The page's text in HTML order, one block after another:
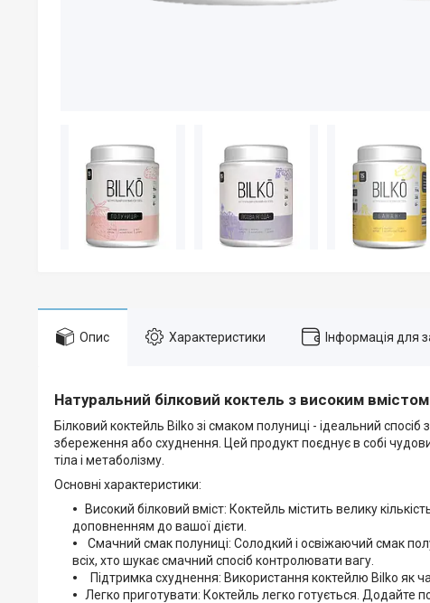
Опис Характеристики Інформація для
Натуральний білковий коктель з високим
Білковий коктейль Bilko зі смаком полуниці - ідеальний
збереження або схуднення. Цей продукт поєднує в собі
тіла і метаболізму.
Основні характеристики:
Високий білковий вміст: Коктейль містить велику
доповненням до вашої дієти.
Смачний смак полуниці: Солодкий і освіжаючий смак
всіх, хто шукає смачний спосіб контролювати вагу.
Підтримка схуднення: Використання коктейлю Bilko як
Легко приготувати: Коктейль легко готується. Додайте